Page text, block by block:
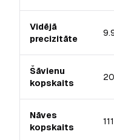
Vidējā
precizitāte
Šāvienu
kopskaits
Nāves
kopskaits